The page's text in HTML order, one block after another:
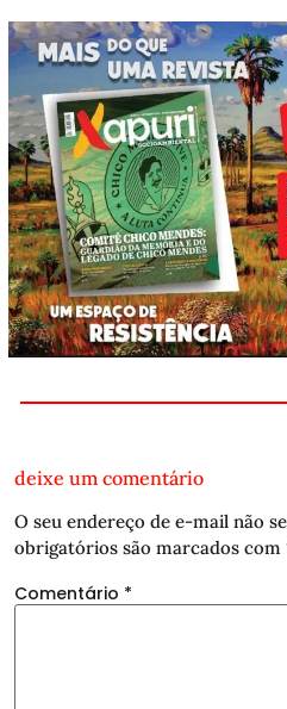
deixe um comentário
O seu endereço de e-mail não
obrigatórios são marcados com
Comentário *